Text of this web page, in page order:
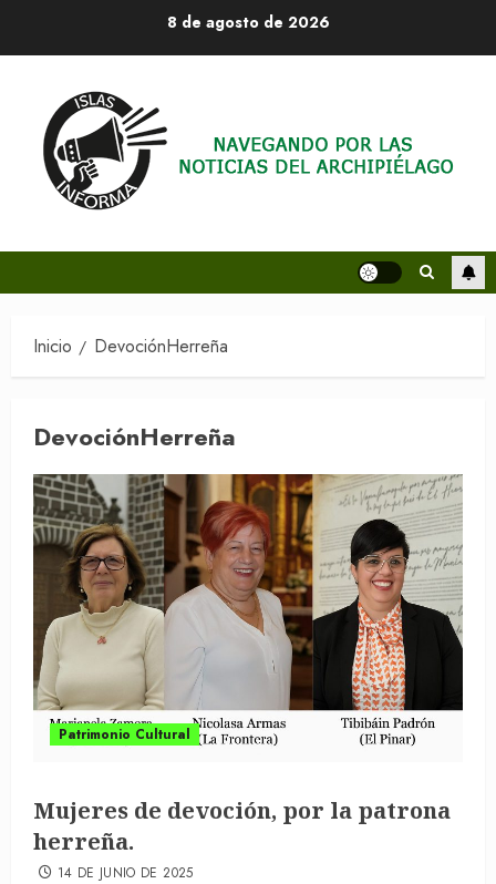
8 de agosto de 2026
Inicio DevociónHerreña
DevociónHerreña
Patrimonio Cultural
Mujeres de devoción, por la patrona
herreña.
14 DE JUNIO DE 2025